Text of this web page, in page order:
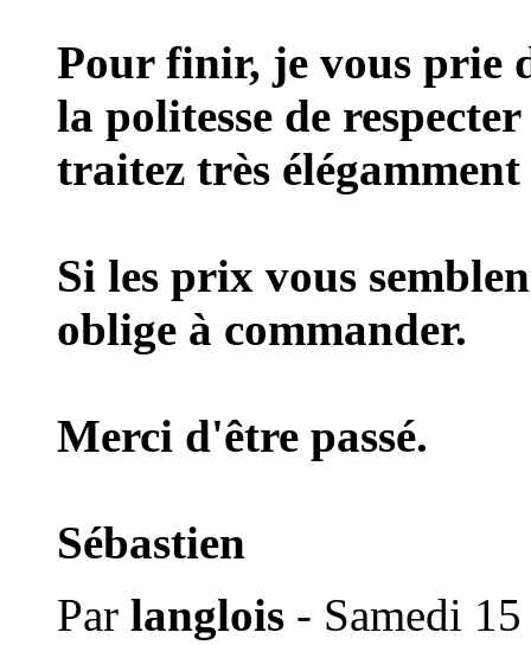
Pour finir, je vous prie
la politesse de
traitez très
Si les prix vous
oblige à commander.
Merci d'être passé.
Sébastien
Par langlois - Samedi